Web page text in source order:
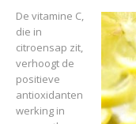
De vitamine C,
die in
citroensap zit,
verhoogt de
positieve
antioxidanten
werking in